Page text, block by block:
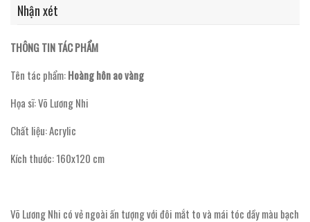
Nhận xét
THÔNG TIN TÁC PHẨM
Tên tác phẩm:Hoàng hôn ao vàng
Họa sĩ: Võ Lương Nhi
Chất liệu: Acrylic
Kích thước: 160x120 cm
Võ Lương Nhi có vẻ ngoài ấn tượng với đôi mắt to và mái tóc dầy màu bạch